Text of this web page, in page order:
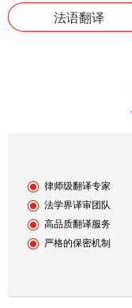
法语翻译
越南语翻译
律师级翻译专家
法学界译审团队
高品质翻译服务
严格的保密机制